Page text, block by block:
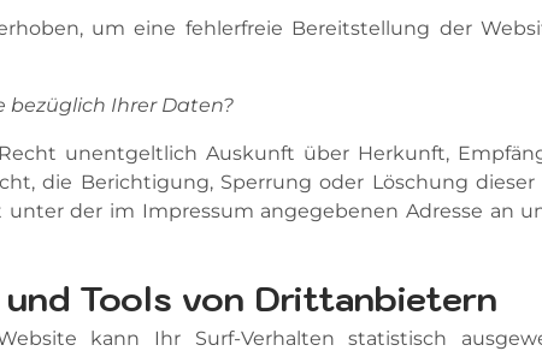
um eine fehlerfreie Bereitstellung der
bezüglich Ihrer Daten?
unentgeltlich Auskunft über Herkunft,
die Berichtigung, Sperrung oder Löschung
unter der im Impressum angegebenen Adresse an
Tools von Drittanbietern
kann Ihr Surf-Verhalten statistisch